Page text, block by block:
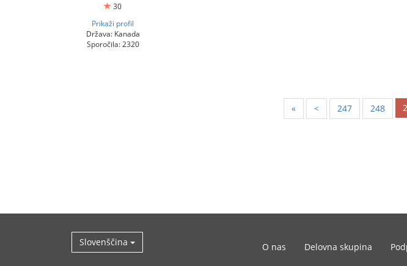
30
Prikaži profil
Država: Kanada
Sporočila: 2320
« < 247 248
Slovenščina O nas Delovna skupina